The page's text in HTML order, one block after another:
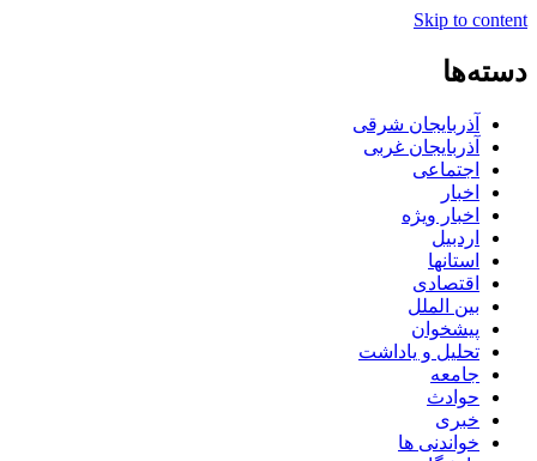
Skip to content
دسته‌ها
آذربایجان شرقی
آذربایجان غربی
اجتماعی
اخبار
اخبار ویژه
اردبیل
استانها
اقتصادی
بین الملل
پیشخوان
تحلیل و یاداشت
جامعه
حوادث
خبری
خواندنی ها